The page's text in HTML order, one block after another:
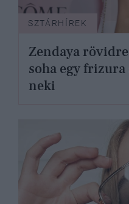
SZTÁRHÍREK
Zendaya rövidre
soha egy
neki